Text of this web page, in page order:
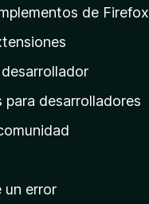
de Firefox
para desarrolladores
un error